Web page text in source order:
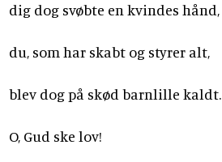
dig dog svøbte en kvindes hånd,
du, som har skabt og styrer alt,
blev dog på skød barnlille kaldt.
O, Gud ske lov!